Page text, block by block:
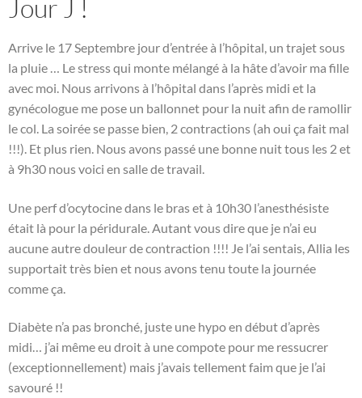
Jour J !
Arrive le 17 Septembre jour d’entrée à l’hôpital, un trajet sous
la pluie … Le stress qui monte mélangé à la hâte d’avoir ma fille
avec moi. Nous arrivons à l’hôpital dans l’après midi et la
gynécologue me pose un ballonnet pour la nuit afin de ramollir
le col. La soirée se passe bien, 2 contractions (ah oui ça fait mal
!!!). Et plus rien. Nous avons passé une bonne nuit tous les 2 et
à 9h30 nous voici en salle de travail.
Une perf d’ocytocine dans le bras et à 10h30 l’anesthésiste
était là pour la péridurale. Autant vous dire que je n’ai eu
aucune autre douleur de contraction !!!! Je l’ai sentais, Allia les
supportait très bien et nous avons tenu toute la journée
comme ça.
Diabète n’a pas bronché, juste une hypo en début d’après
midi… j’ai même eu droit à une compote pour me ressucrer
(exceptionnellement) mais j’avais tellement faim que je l’ai
savouré !!